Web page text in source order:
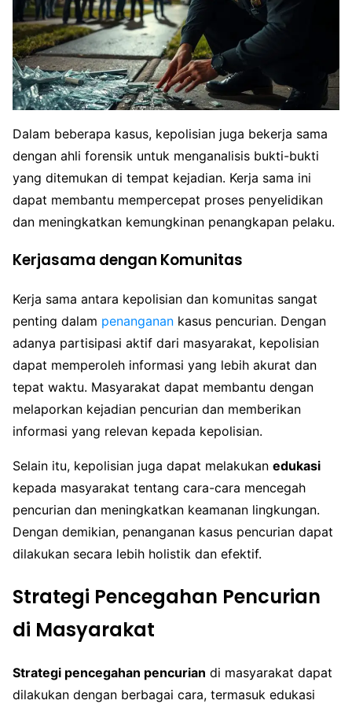
Dalam beberapa kasus, kepolisian juga bekerja sama
dengan ahli forensik untuk menganalisis bukti-bukti
yang ditemukan di tempat kejadian. Kerja sama ini
dapat membantu mempercepat proses penyelidikan
dan meningkatkan kemungkinan penangkapan pelaku.
Kerjasama dengan Komunitas
Kerja sama antara kepolisian dan komunitas sangat
penting dalam penanganan kasus pencurian. Dengan
adanya partisipasi aktif dari masyarakat, kepolisian
dapat memperoleh informasi yang lebih akurat dan
tepat waktu. Masyarakat dapat membantu dengan
melaporkan kejadian pencurian dan memberikan
informasi yang relevan kepada kepolisian.
Selain itu, kepolisian juga dapat melakukan edukasi
kepada masyarakat tentang cara-cara mencegah
pencurian dan meningkatkan keamanan lingkungan.
Dengan demikian, penanganan kasus pencurian dapat
dilakukan secara lebih holistik dan efektif.
Strategi Pencegahan Pencurian
di Masyarakat
Strategi pencegahan pencurian di masyarakat dapat
dilakukan dengan berbagai cara, termasuk edukasi